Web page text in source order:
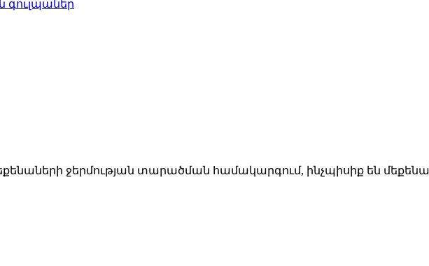
ջերմության տարածման համակարգում, ինչպիսիք են